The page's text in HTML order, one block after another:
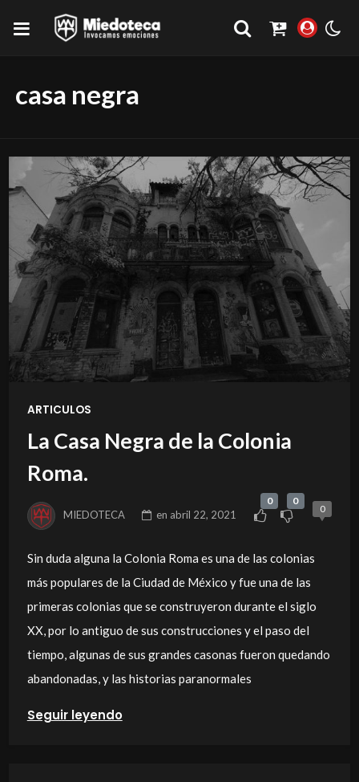
casa negra
ARTICULOS
La Casa Negra de la Colonia
Roma.
MIEDOTECA en abril 22, 2021
0 0
0
Sin duda alguna la Colonia Roma es una de las colonias
más populares de la Ciudad de México y fue una de las
primeras colonias que se construyeron durante el siglo
XX, por lo antiguo de sus construcciones y el paso del
tiempo, algunas de sus grandes casonas fueron quedando
abandonadas, y las historias paranormales
Seguir leyendo